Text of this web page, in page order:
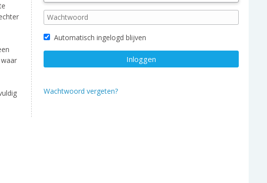
Automatisch ingelogd blijven
Wachtwoord vergeten?